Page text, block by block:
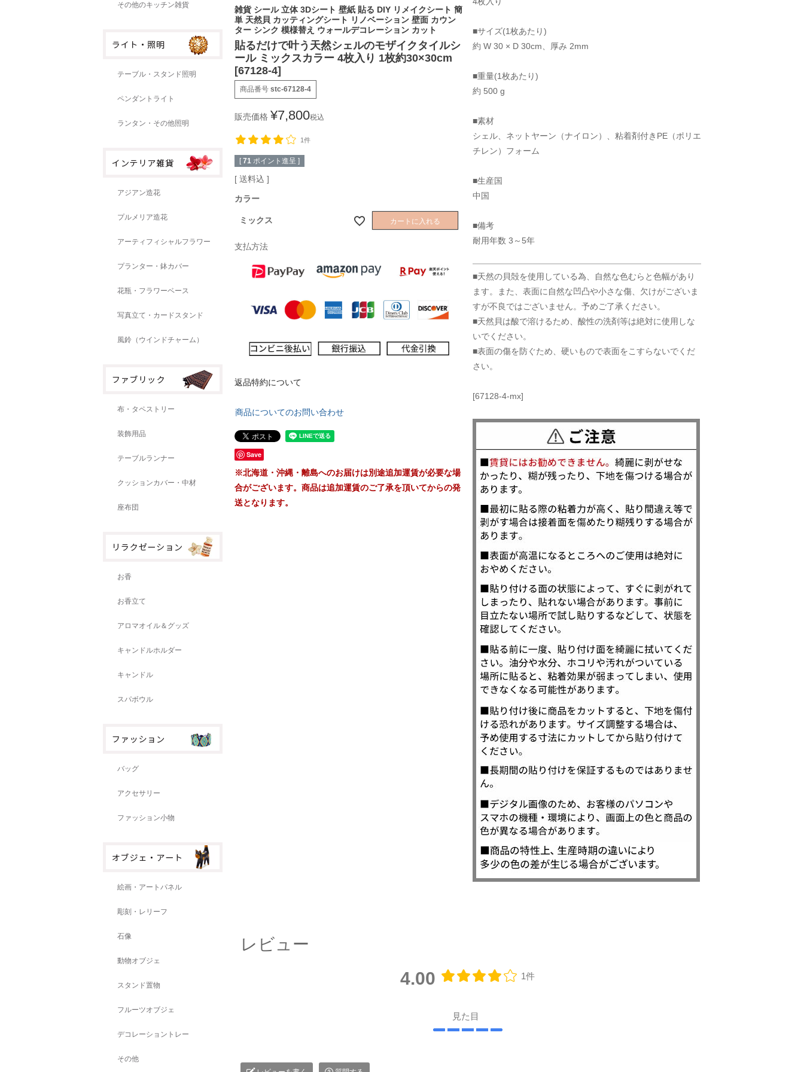
その他のキッチン雑貨
テーブル・スタンド照明
ペンダントライト
ランタン・その他照明
アジアン造花
プルメリア造花
アーティフィシャルフラワー
プランター・鉢カバー
花瓶・フラワーベース
写真立て・カードスタンド
風鈴（ウインドチャーム）
布・タペストリー
装飾用品
テーブルランナー
クッションカバー・中材
座布団
お香
お香立て
アロマオイル＆グッズ
キャンドルホルダー
キャンドル
スパボウル
バッグ
アクセサリー
ファッション小物
絵画・アートパネル
彫刻・レリーフ
石像
動物オブジェ
スタンド置物
フルーツオブジェ
デコレーショントレー
その他
雑貨 シール 立体 3Dシート 壁紙 貼る DIY リメイクシート 簡
単 天然貝 カッティングシート リノベーション 壁面 カウン
ター シンク 模様替え ウォールデコレーション カット
貼るだけで叶う天然シェルのモザイクタイルシ
ール ミックスカラー 4枚入り 1枚約30×30cm
[67128-4]
商品番号 stc-67128-4
販売価格 ¥7,800税込
1件
[ 71 ポイント進呈 ]
送料込
カラー
ミックス カートに入れる
支払方法
返品特約について
商品についてのお問い合わせ
Save
※北海道・沖縄・離島へのお届けは別途追加運賃が必要な場
合がございます。商品は追加運賃のご了承を頂いてからの発
送となります。
■サイズ(1枚あたり)
約 W 30 × D 30cm、厚み 2mm
■重量(1枚あたり)
約 500 g
■素材
シェル、ネットヤーン（ナイロン）、粘着剤付きPE（ポリエ
チレン）フォーム
■生産国
中国
■備考
耐用年数 3～5年
■天然の貝殻を使用している為、自然な色むらと色幅があり
ます。また、表面に自然な凹凸や小さな傷、欠けがございま
すが不良ではございません。予めご了承ください。
■天然貝は酸で溶けるため、酸性の洗剤等は絶対に使用しな
いでください。
■表面の傷を防ぐため、硬いもので表面をこすらないでくだ
さい。
[67128-4-mx]
レビュー
4.00 1件
見た目